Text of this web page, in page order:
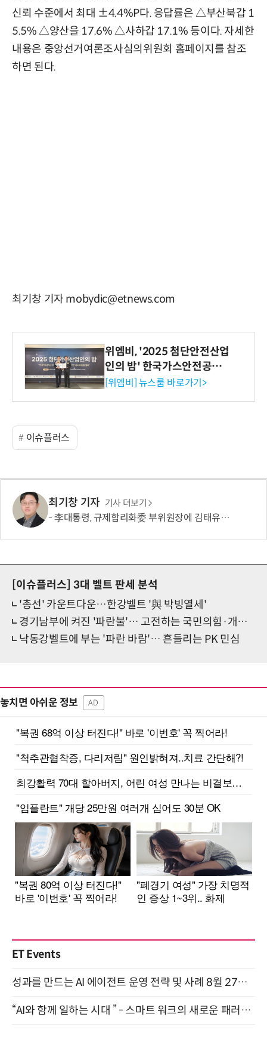
신뢰 수준에서 최대 ±4.4%P다. 응답률은 △부산북갑 1
5.5% △양산을 17.6% △사하갑 17.1% 등이다. 자세한
내용은 중앙선거여론조사심의위원회 홈페이지를 참조
하면 된다.
최기창 기자 mobydic@etnews.com
위엠비, '2025 첨단안전산업
인의 밤' 한국가스안전공사
사장상 수상
[위엠비] 뉴스룸 바로가기>
이슈플러스
최기창 기자 기사 더보기
李대통령, 규제합리화委 부위원장에 김태유 서울대 공대 교수 위촉
[이슈플러스] 3대 벨트 판세 분석
'총선' 카운트다운…한강벨트 '與 박빙열세'
경기남부에 켜진 '파란불'… 고전하는 국민의힘·개혁신당
낙동강벨트에 부는 '파란 바람'… 흔들리는 PK 민심
놓치면 아쉬운 정보 AD
ET Events
성과를 만드는 AI 에이전트 운영 전략 및 사례 8월 27일 개최
“AI와 함께 일하는 시대 ” - 스마트 워크의 새로운 패러다임 (9/11)